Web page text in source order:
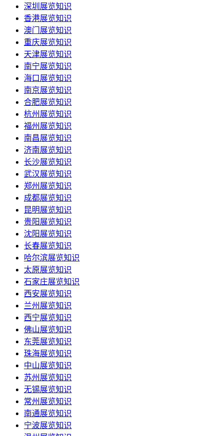
深圳展览知识
香港展览知识
澳门展览知识
重庆展览知识
天津展览知识
南宁展览知识
海口展览知识
南京展览知识
合肥展览知识
杭州展览知识
福州展览知识
南昌展览知识
济南展览知识
长沙展览知识
武汉展览知识
郑州展览知识
成都展览知识
昆明展览知识
贵阳展览知识
沈阳展览知识
长春展览知识
哈尔滨展览知识
太原展览知识
石家庄展览知识
西安展览知识
兰州展览知识
西宁展览知识
佛山展览知识
东莞展览知识
珠海展览知识
中山展览知识
苏州展览知识
无锡展览知识
常州展览知识
南通展览知识
宁波展览知识